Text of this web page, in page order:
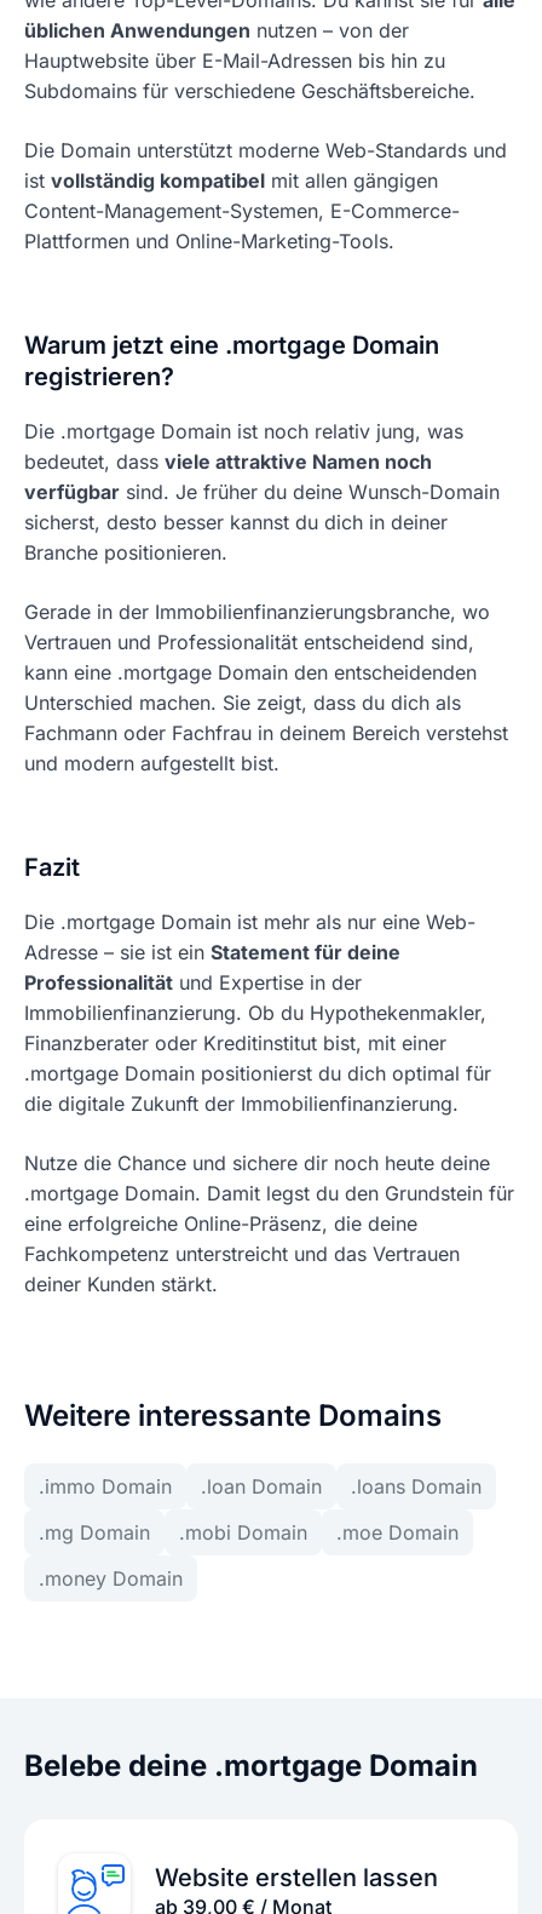
üblichen Anwendungen nutzen – von der
Hauptwebsite über E-Mail-Adressen bis hin zu
Subdomains für verschiedene Geschäftsbereiche.
Die Domain unterstützt moderne Web-Standards und
ist vollständig kompatibel mit allen gängigen
Content-Management-Systemen, E-Commerce-
Plattformen und Online-Marketing-Tools.
Warum jetzt eine .mortgage Domain
registrieren?
Die .mortgage Domain ist noch relativ jung, was
bedeutet, dass viele attraktive Namen noch
verfügbar sind. Je früher du deine Wunsch-Domain
sicherst, desto besser kannst du dich in deiner
Branche positionieren.
Gerade in der Immobilienfinanzierungsbranche, wo
Vertrauen und Professionalität entscheidend sind,
kann eine .mortgage Domain den entscheidenden
Unterschied machen. Sie zeigt, dass du dich als
Fachmann oder Fachfrau in deinem Bereich verstehst
und modern aufgestellt bist.
Fazit
Die .mortgage Domain ist mehr als nur eine Web-
Adresse – sie ist ein Statement für deine
Professionalität und Expertise in der
Immobilienfinanzierung. Ob du Hypothekenmakler,
Finanzberater oder Kreditinstitut bist, mit einer
.mortgage Domain positionierst du dich optimal für
die digitale Zukunft der Immobilienfinanzierung.
Nutze die Chance und sichere dir noch heute deine
.mortgage Domain. Damit legst du den Grundstein für
eine erfolgreiche Online-Präsenz, die deine
Fachkompetenz unterstreicht und das Vertrauen
deiner Kunden stärkt.
Weitere interessante Domains
.immo Domain .loan Domain
.loans Domain
.mg Domain
.mobi Domain
.moe Domain
.money Domain
Belebe deine .mortgage Domain
Website erstellen lassen
ab 39,00 € / Monat